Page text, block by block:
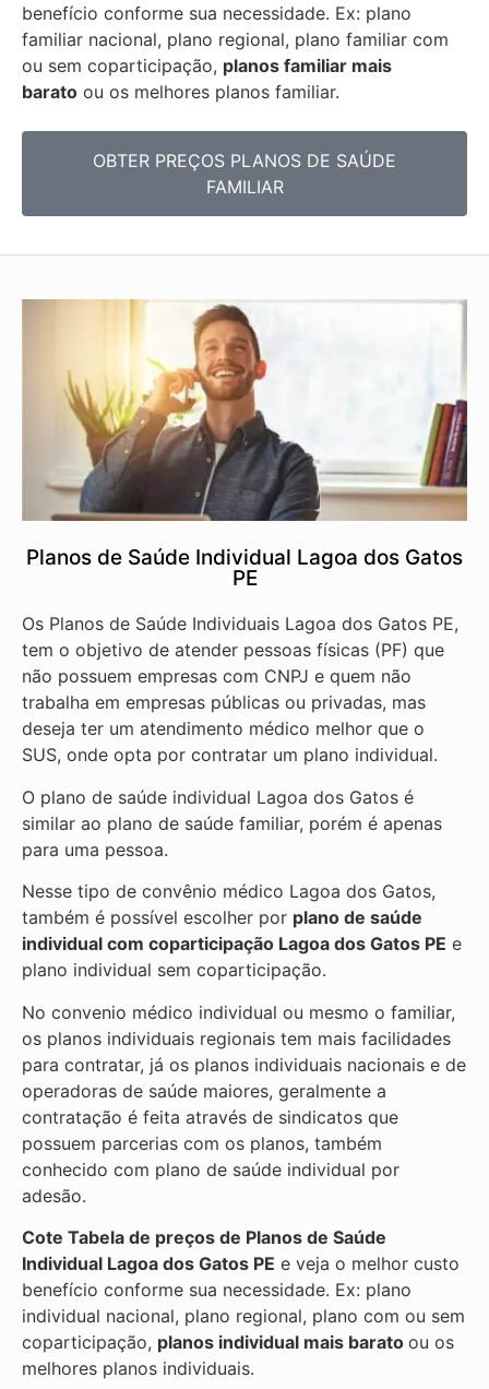
benefício conforme sua necessidade. Ex: plano
familiar nacional, plano regional, plano familiar com
ou sem coparticipação, planos familiar mais
barato ou os melhores planos familiar.
OBTER PREÇOS PLANOS DE SAÚDE
FAMILIAR
Planos de Saúde Individual Lagoa dos Gatos
PE
Os Planos de Saúde Individuais Lagoa dos Gatos PE,
tem o objetivo de atender pessoas físicas (PF) que
não possuem empresas com CNPJ e quem não
trabalha em empresas públicas ou privadas, mas
deseja ter um atendimento médico melhor que o
SUS, onde opta por contratar um plano individual.
O plano de saúde individual Lagoa dos Gatos é
similar ao plano de saúde familiar, porém é apenas
para uma pessoa.
Nesse tipo de convênio médico Lagoa dos Gatos,
também é possível escolher por plano de saúde
individual com coparticipação Lagoa dos Gatos PE e
plano individual sem coparticipação.
No convenio médico individual ou mesmo o familiar,
os planos individuais regionais tem mais facilidades
para contratar, já os planos individuais nacionais e de
operadoras de saúde maiores, geralmente a
contratação é feita através de sindicatos que
possuem parcerias com os planos, também
conhecido com plano de saúde individual por
adesão.
Cote Tabela de preços de Planos de Saúde
Individual Lagoa dos Gatos PE e veja o melhor custo
benefício conforme sua necessidade. Ex: plano
individual nacional, plano regional, plano com ou sem
coparticipação, planos individual mais barato ou os
melhores planos individuais.